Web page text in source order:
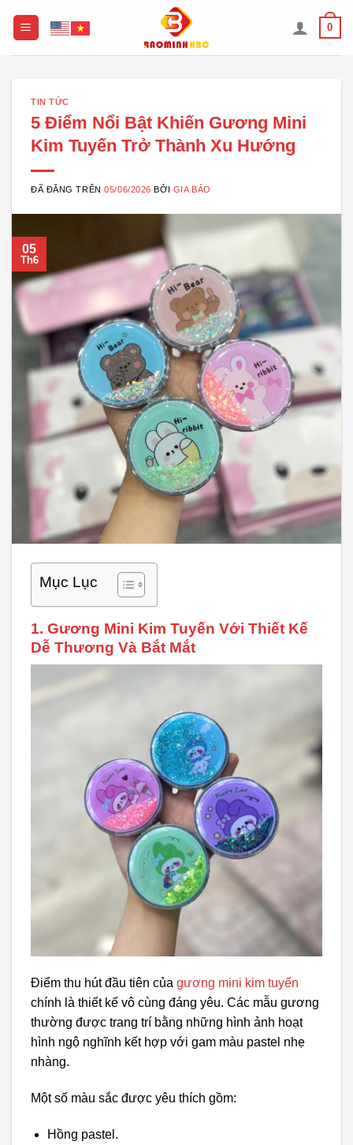
0
TIN TỨC
5 Điểm Nổi Bật Khiến Gương Mini
Kim Tuyến Trở Thành Xu Hướng
ĐÃ ĐĂNG TRÊN05/06/2026 BỞI GIA BẢO
05
Th6
Mục Lục
1. Gương Mini Kim Tuyến Với Thiết Kế
Dễ Thương Và Bắt Mắt
Điểm thu hút đầu tiên của gương mini kim tuyến
chính là thiết kế vô cùng đáng yêu. Các mẫu gương
thường được trang trí bằng những hình ảnh hoạt
hình ngộ nghĩnh kết hợp với gam màu pastel nhẹ
nhàng.
Một số màu sắc được yêu thích gồm:
Hồng pastel.